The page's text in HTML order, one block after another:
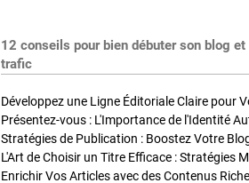
12 conseils pour bien débuter son blog
trafic
Développez une Ligne Éditoriale Claire pour
Présentez-vous : L'Importance de l'Identité
L'Art de Choisir un Titre Efficace : Stratégies